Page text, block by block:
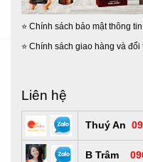
⭐ Chính sách bảo mật thông
⭐ Chính sách giao hàng và đổi
Liên hệ
Thuý An
B Trâm